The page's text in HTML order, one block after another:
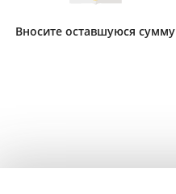
Вносите оставшуюся сумму